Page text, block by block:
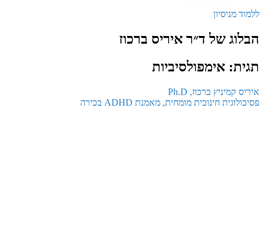
ללמוד מניסיון
הבלוג של ד״ר איריס ברכוז
תגית: אימפולסיביות
איריס קמיניץ ברכוז, Ph.D
פסיכולוגית חינוכית מומחית, מאמנת ADHD בכירה